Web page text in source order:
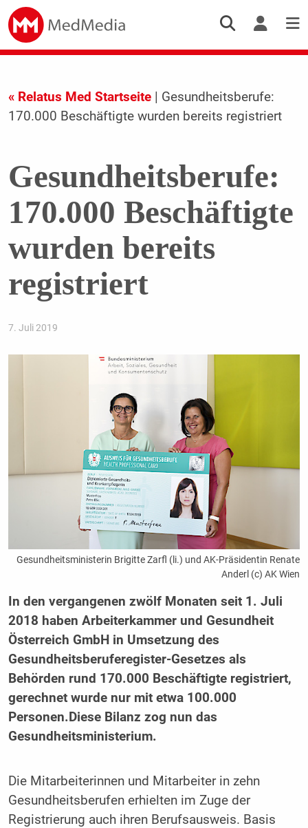
« Relatus Med Startseite| Gesundheitsberufe:
170.000 Beschäftigte wurden bereits registriert
Gesundheitsberufe:
170.000 Beschäftigte
wurden bereits
registriert
7. Juli 2019
Gesundheitsministerin Brigitte Zarfl (li.) und AK-Präsidentin Renate
Anderl (c) AK Wien
In den vergangenen zwölf Monaten seit 1. Juli
2018 haben Arbeiterkammer und Gesundheit
Österreich GmbH in Umsetzung des
Gesundheitsberuferegister-Gesetzes als
Behörden rund 170.000 Beschäftigte registriert,
gerechnet wurde nur mit etwa 100.000
Personen.Diese Bilanz zog nun das
Gesundheitsministerium.
Die Mitarbeiterinnen und Mitarbeiter in zehn
Gesundheitsberufen erhielten im Zuge der
Registrierung auch ihren Berufsausweis. Basis